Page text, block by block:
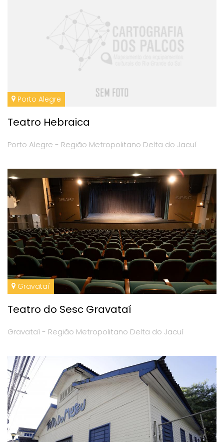
Porto Alegre
Teatro Hebraica
Porto Alegre - Região Metropolitano Delta do Jacuí
Gravataí
Teatro do Sesc Gravataí
Gravataí - Região Metropolitano Delta do Jacuí